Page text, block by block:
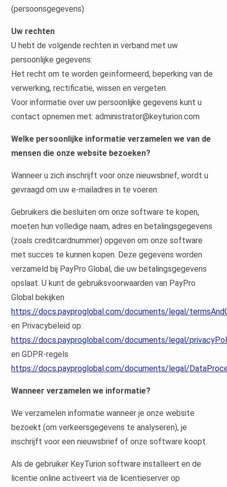
(persoonsgegevens).
Uw rechten
U hebt de volgende rechten in verband met uw
persoonlijke gegevens:
Het recht om te worden geïnformeerd, beperking van de
verwerking, rectificatie, wissen en vergeten.
Voor informatie over uw persoonlijke gegevens kunt u
contact opnemen met: administrator@keyturion.com
Welke persoonlijke informatie verzamelen we van de
mensen die onze website bezoeken?
Wanneer u zich inschrijft voor onze nieuwsbrief, wordt u
gevraagd om uw e-mailadres in te voeren.
Gebruikers die besluiten om onze software te kopen,
moeten hun volledige naam, adres en betalingsgegevens
(zoals creditcardnummer) opgeven om onze software
met succes te kunnen kopen. Deze gegevens worden
verzameld bij PayPro Global, die uw betalingsgegevens
opslaat. U kunt de gebruiksvoorwaarden van PayPro
Global bekijken
https://docs.payproglobal.com/documents/legal/
en Privacybeleid op:
https://docs.payproglobal.com/documents/legal/
en GDPR-regels
https://docs.payproglobal.com/documents/legal/
Wanneer verzamelen we informatie?
We verzamelen informatie wanneer je onze website
bezoekt (om verkeersgegevens te analyseren), je
inschrijft voor een nieuwsbrief of onze software koopt.
Als de gebruiker KeyTurion software installeert en de
licentie online activeert via de licentieserver op